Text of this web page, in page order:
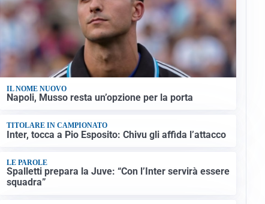
IL NOME NUOVO
Napoli, Musso resta un’opzione per la porta
TITOLARE IN CAMPIONATO
Inter, tocca a Pio Esposito: Chivu gli affida l’attacco
LE PAROLE
Spalletti prepara la Juve: “Con l’Inter servirà essere
squadra”